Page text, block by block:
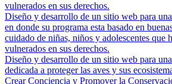
vulnerados en sus derechos.
Diseño y desarrollo de un sitio web para
en donde su programa esta basado en
cuidado de niñas, niños y adolescentes que
vulnerados en sus derechos.
Diseño y desarrollo de un sitio web para
dedicada a proteger las aves y sus
Crear Conciencia y Promover la